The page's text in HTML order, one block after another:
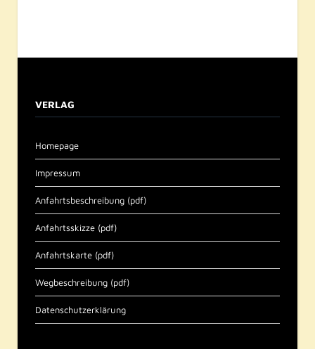
VERLAG
Homepage
Impressum
Anfahrtsbeschreibung (pdf)
Anfahrtsskizze (pdf)
Anfahrtskarte (pdf)
Wegbeschreibung (pdf)
Datenschutzerklärung